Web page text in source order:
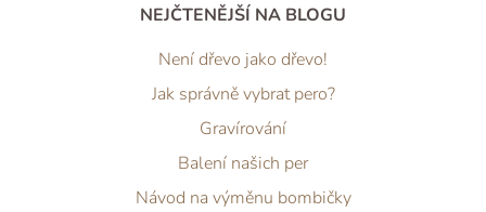
NEJČTENĚJŠÍ NA BLOGU
Není dřevo jako dřevo!
Jak správně vybrat pero?
Gravírování
Balení našich per
Návod na výměnu bombičky